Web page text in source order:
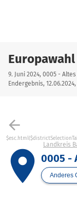
Europawahl
9. Juni 2024, 0005 -
Endergebnis, 12.06.2024,
arrow_back
place
Landkreis
0005 -
Anderes